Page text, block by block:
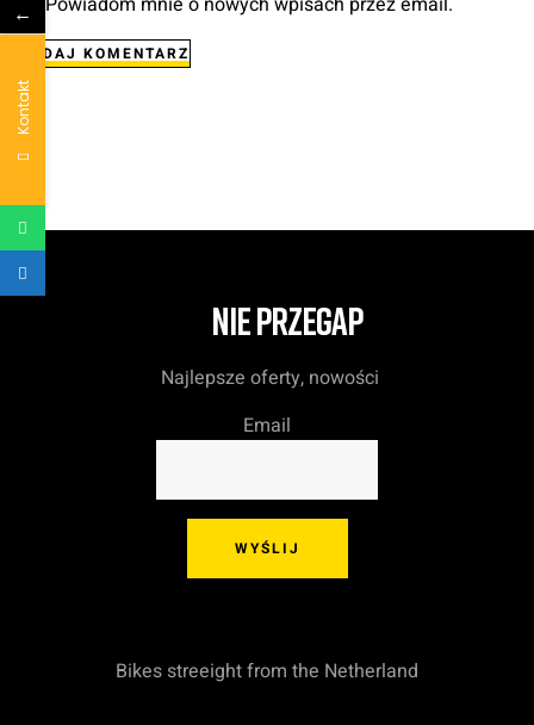
DODAJ KOMENTARZ
NIE PRZEGAP
Najlepsze oferty, nowości
Email
WYŚLIJ
Bikes streeight from the Netherland
←
Kontakt